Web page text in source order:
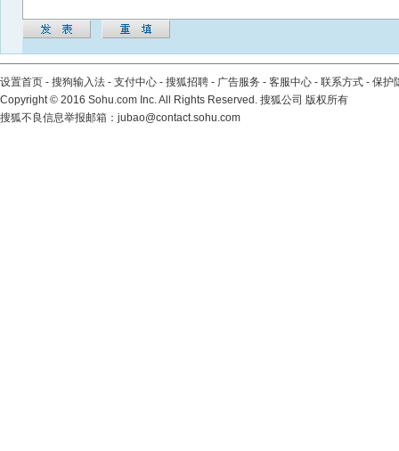
设置首页 - 搜狗输入法 - 支付中心 - 搜狐招聘 - 广告服务 - 客服中心 - 联系方式 - 保护
Copyright© 2016 Sohu.com Inc. All Rights Reserved. 搜狐公司 版权所有
搜狐不良信息举报邮箱： jubao@contact.sohu.com